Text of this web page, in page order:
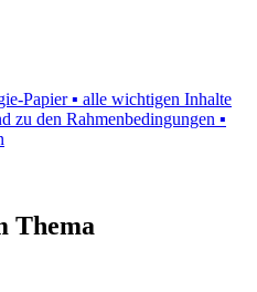
Papier ▪ alle wichtigen Inhalte
zu den Rahmenbedingungen ▪
Thema